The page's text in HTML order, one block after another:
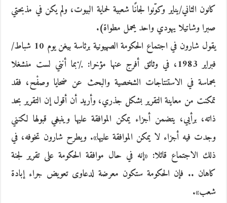
كانون الثاني/يناير وكوّنوا لجانًا شعبية لحماية البيوت، ولم يكن في مذبحتي
صبرا وشاتيلا يهودي واحد يحمل مطواة).
يقول شارون في اجتماع الحكومة الصهيونية برئاسة بيغن يوم 10 شباط/
فبراير 1983، في وثائق أفرج عنها مؤخرا: ٪بما أنني لست منشغلا
بحماسة في الاستنتاجات الشخصية والبحث عن ضحايا وصفْح، فقد
تمكنت من معاينة التقرير بشكل جذري، وأريد أن أقول إن التقرير بحد
ذاته، برأيي، يتضمن أجزاء يمكن الموافقة عليها وينبغي قبولها لكنني
وجدت فيه أجزاء لا يمكن الموافقة عليها». ويطرح شارون تخوفه، في
ذلك الاجتماع قائلا: «إنه في حال موافقة الحكومة على تقرير لجنة
كاهان .. فإن الحكومة ستكون معرضة لدعاوى تعويض جراء إبادة
شعب».